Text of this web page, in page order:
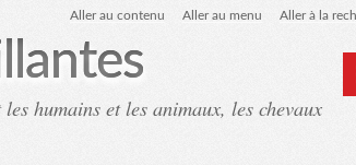
Aller au contenu Aller au menu Aller à la
humains et les animaux, les chevaux